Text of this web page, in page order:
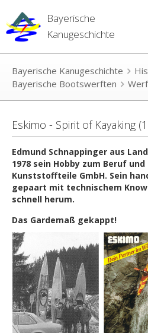
Bayerische
Kanugeschichte
Bayerische Kanugeschichte
Bayerische Bootswerften
Eskimo - Spirit of Kayaking
Edmund Schnappinger aus
1978 sein Hobby zum Beruf
Kunststoffteile GmbH. Sein
gepaart mit technischem
schnell herum.
Das Gardemaß gekappt!